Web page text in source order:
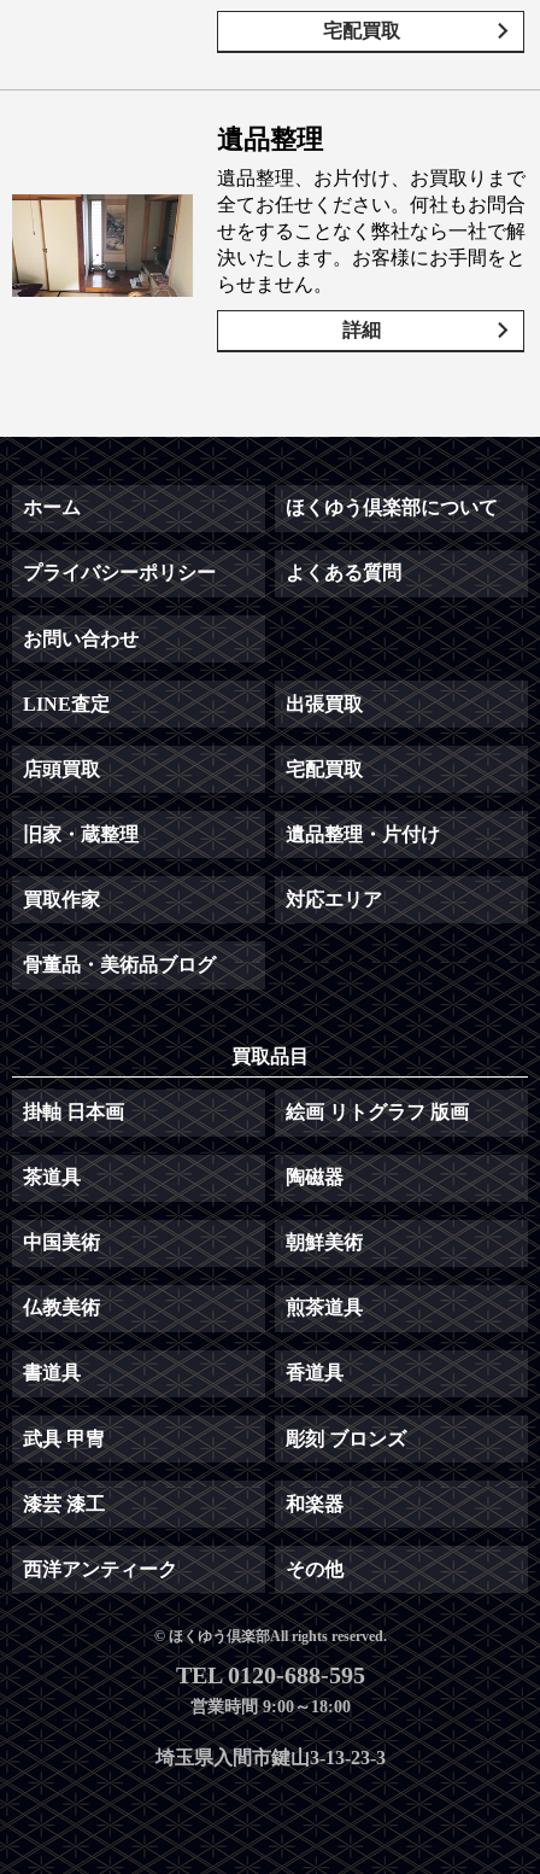
宅配買取
遺品整理
遺品整理、お片付け、お買取りまで
全てお任せください。何社もお問合
せをすることなく弊社なら一社で解
決いたします。お客様にお手間をと
らせません。
詳細
ホーム ほくゆう倶楽部について
プライバシーポリシー よくある質問
お問い合わせ
LINE査定 出張買取
店頭買取 宅配買取
旧家・蔵整理 遺品整理・片付け
買取作家 対応エリア
骨董品・美術品ブログ
買取品目
掛軸 日本画 絵画 リトグラフ 版画
茶道具 陶磁器
中国美術 朝鮮美術
仏教美術 煎茶道具
書道具 香道具
武具 甲冑 彫刻 ブロンズ
漆芸 漆工 和楽器
西洋アンティーク その他
© ほくゆう倶楽部All rights reserved.
TEL 0120-688-595
営業時間 9:00～18:00
埼玉県入間市鍵山3-13-23-3